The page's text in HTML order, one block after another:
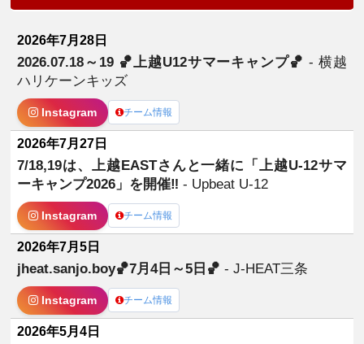
2026年7月28日
2026.07.18～19 🏀上越U12サマーキャンプ🏀 - 横越
ハリケーンキッズ
Instagram チーム情報
2026年7月27日
7/18,19は、上越EASTさんと一緒に「上越U-12サマ
ーキャンプ2026」を開催‼️- Upbeat U-12
Instagram チーム情報
2026年7月5日
jheat.sanjo.boy🏀7月4日～5日🏀- J-HEAT三条
Instagram チーム情報
2026年5月4日